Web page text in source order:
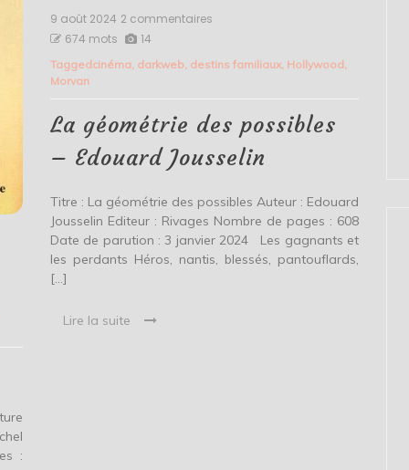
:
9 août 2024 2 commentaires
des
Jousselin
674 mots 14
Taggedcinéma, darkweb, destins familiaux, Hollywood
Morvan
La géométrie des possibles
– Edouard Jousselin
Titre : La géométrie des possibles Auteur : Edouard
Jousselin Editeur : Rivages Nombre de pages : 608
Date de parution : 3 janvier 2024 Les gagnants et
les perdants Héros, nantis, blessés, pantouflards,
[…]
Lire la suite